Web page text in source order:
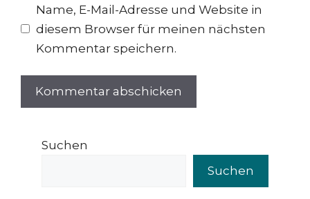
Name, E-Mail-Adresse und Website in
diesem Browser für meinen nächsten
Kommentar speichern.
Suchen
Suchen